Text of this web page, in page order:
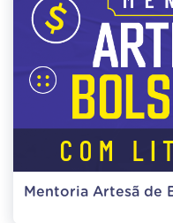
Mentoria Artesã de